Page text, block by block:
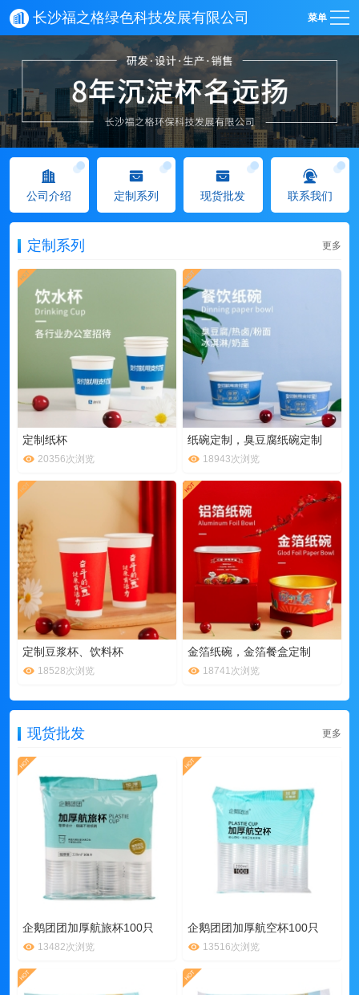
长沙福之格绿色科技发展有限公司 菜单
公司介绍 定制系列 现货批发 联系我们
定制系列 更多
定制纸杯
20356次浏览
纸碗定制，臭豆腐纸碗定制
18943次浏览
定制豆浆杯、饮料杯
18528次浏览
金箔纸碗，金箔餐盒定制
18741次浏览
现货批发 更多
企鹅团团加厚航旅杯100只
13482次浏览
企鹅团团加厚航空杯100只
13516次浏览